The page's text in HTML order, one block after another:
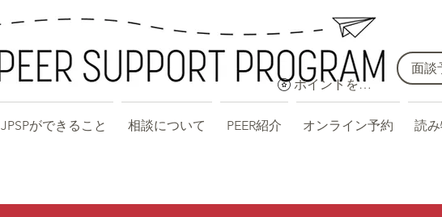
面談
JPSPができること 相談について PEER紹介 オンライン予約 読
ポイントを表示